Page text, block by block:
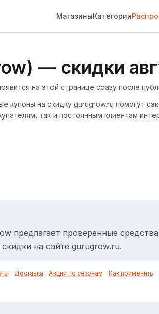
МагазиныКатегории
— скидки
на этой странице сразу после
купоны на скидку gurugrow.ru помогут
так и постоянным клиентам
предлагает проверенные
на сайте gurugrow.ru.
· Доставка · Акции по сезонам · Как применить ·